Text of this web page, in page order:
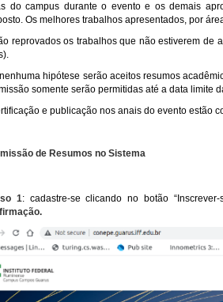
do campus durante o evento e os demais
Os melhores trabalhos apresentados, por
reprovados os trabalhos que não estiverem de
hipótese serão aceitos resumos
somente serão permitidas até a data limite
e publicação nos anais do evento estão
de Resumos no Sistema
1: cadastre-se clicando no botão “Inscrever-